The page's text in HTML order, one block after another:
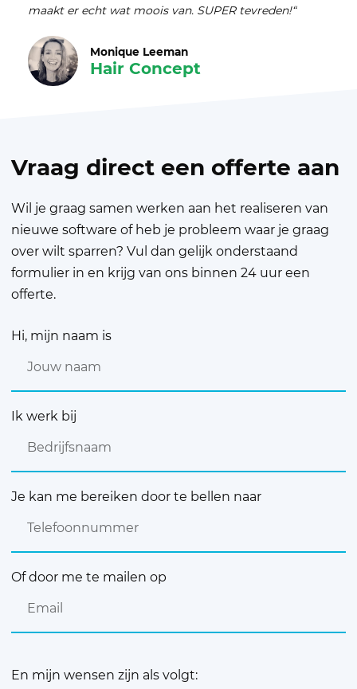
maakt er echt wat moois van. SUPER tevreden!“
Monique Leeman
Hair Concept
Vraag direct een offerte aan
Wil je graag samen werken aan het realiseren van
nieuwe software of heb je probleem waar je graag
over wilt sparren? Vul dan gelijk onderstaand
formulier in en krijg van ons binnen 24 uur een
offerte.
Hi, mijn naam is
Ik werk bij
Je kan me bereiken door te bellen naar
Of door me te mailen op
En mijn wensen zijn als volgt: